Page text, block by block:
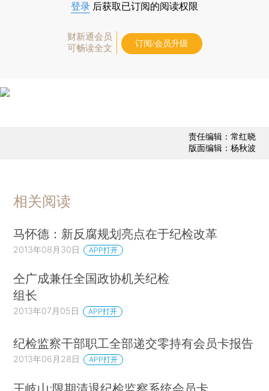
登录 后获取已订阅的阅读权限
财新通会员
可畅读全文
订阅/会员升级
责任编辑：常红晓
版面编辑：杨秋波
相关阅读
马怀德：新反腐规划亮点在于纪检改革
2013年08月30日 APP打开
仝广成兼任全国政协机关纪检
组长
2013年07月05日 APP打开
纪检监察干部职工全部递交零持有会员卡报告
2013年06月28日 APP打开